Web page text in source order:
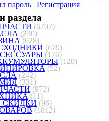
пароль| Регистрация
раздела
(6707)
(230)
(628)
(679)
(176)
(128)
(52)
(242)
(331)
(972)
(11)
СКИДКИ (96)
(1812)